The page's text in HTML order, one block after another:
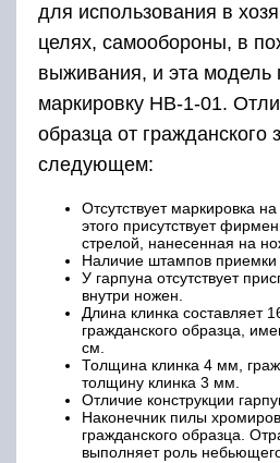
для использования в
целях, самообороны, в
выживания, и эта модель
маркировку НВ-1-01.
образца от гражданского
следующем:
Отсутствует маркировка
этого присутствует
стрелой, нанесенная на
Наличие штампов
У гарпуна отсутствует
внутри ножен.
Длина клинка составляет
гражданского образца,
см.
Толщина клинка 4 мм,
толщину клинка 3 мм.
Отличие конструкции
Наконечник пилы
гражданского образца.
выполняет роль